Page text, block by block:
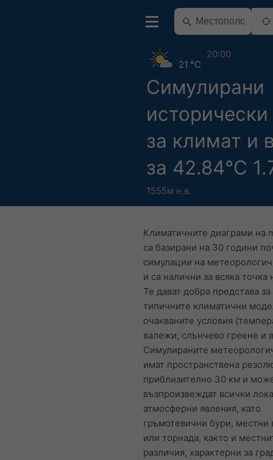
Симулирани
за климат и
за 42.84°С
1555м н.в.
21 °C
20:00
Климатичните диаграми на
са базирани на 30 години
симулации на
и са налични за всяка точка
Те дават добра представа за
типичните климатични
очакваните условия
валежи, слънчево греене и
Симулираните
имат пространствена
приблизително 30 км и
възпроизвеждат всички
атмосферни явления, като
гръмотевични бури, местни
или торнада, както и
различия, характерни за